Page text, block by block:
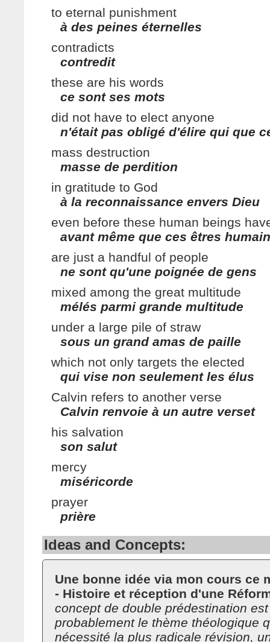
to eternal punishment
à des peines éternelles
contradicts
contredit
these are his words
ce sont ses mots
did not have to elect anyone
n'était pas obligé d'élire qui que
mass destruction
masse de perdition
in gratitude to God
à la reconnaissance envers Dieu
even before these human beings
avant même que ces êtres
are just a handful of people
ne sont qu'une poignée de gens
mixed among the great multitude
mélés parmi grande multitude
under a large pile of straw
sous un grand amas de paille
which not only targets the elected
qui vise non seulement les élus
Calvin refers to another verse
Calvin renvoie à un autre verset
his salvation
son salut
mercy
miséricorde
prayer
prière
Ideas and Concepts:
Une bonne idée via mon cours ce
- Histoire et réception d'une
concept de double prédestination est
probablement le thème théologique
nécessité la plus radicale révision,